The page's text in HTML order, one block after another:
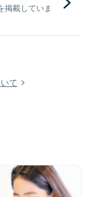
掲載していま
て